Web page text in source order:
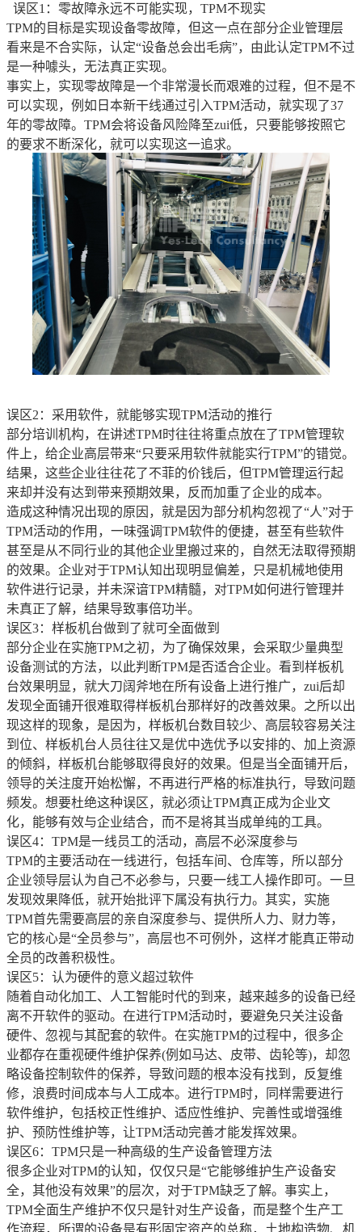
误区1：零故障永远不可能实现，TPM不现实
TPM的目标是实现设备零故障，但这一点在部分企业管理层
看来是不合实际，认定“设备总会出毛病”，由此认定TPM不过
是一种噱头，无法真正实现。
事实上，实现零故障是一个非常漫长而艰难的过程，但不是不
可以实现，例如日本新干线通过引入TPM活动，就实现了37
年的零故障。TPM会将设备风险降至zui低，只要能够按照它
的要求不断深化，就可以实现这一追求。
误区2：采用软件，就能够实现TPM活动的推行
部分培训机构，在讲述TPM时往往将重点放在了TPM管理软
件上，给企业高层带来“只要采用软件就能实行TPM”的错觉。
结果，这些企业往往花了不菲的价钱后，但TPM管理运行起
来却并没有达到带来预期效果，反而加重了企业的成本。
造成这种情况出现的原因，就是因为部分机构忽视了“人”对于
TPM活动的作用，一味强调TPM软件的便捷，甚至有些软件
甚至是从不同行业的其他企业里搬过来的，自然无法取得预期
的效果。企业对于TPM认知出现明显偏差，只是机械地使用
软件进行记录，并未深谙TPM精髓，对TPM如何进行管理并
未真正了解，结果导致事倍功半。
误区3：样板机台做到了就可全面做到
部分企业在实施TPM之初，为了确保效果，会采取少量典型
设备测试的方法，以此判断TPM是否适合企业。看到样板机
台效果明显，就大刀阔斧地在所有设备上进行推广，zui后却
发现全面铺开很难取得样板机台那样好的改善效果。之所以出
现这样的现象，是因为，样板机台数目较少、高层较容易关注
到位、样板机台人员往往又是优中选优予以安排的、加上资源
的倾斜，样板机台能够取得良好的效果。但是当全面铺开后，
领导的关注度开始松懈，不再进行严格的标准执行，导致问题
频发。想要杜绝这种误区，就必须让TPM真正成为企业文
化，能够有效与企业结合，而不是将其当成单纯的工具。
误区4：TPM是一线员工的活动，高层不必深度参与
TPM的主要活动在一线进行，包括车间、仓库等，所以部分
企业领导层认为自己不必参与，只要一线工人操作即可。一旦
发现效果降低，就开始批评下属没有执行力。其实，实施
TPM首先需要高层的亲自深度参与、提供所人力、财力等，
它的核心是“全员参与”，高层也不可例外，这样才能真正带动
全员的改善积极性。
误区5：认为硬件的意义超过软件
随着自动化加工、人工智能时代的到来，越来越多的设备已经
离不开软件的驱动。在进行TPM活动时，要避免只关注设备
硬件、忽视与其配套的软件。在实施TPM的过程中，很多企
业都存在重视硬件维护保养(例如马达、皮带、齿轮等)，却忽
略设备控制软件的保养，导致问题的根本没有找到，反复维
修，浪费时间成本与人工成本。进行TPM时，同样需要进行
软件维护，包括校正性维护、适应性维护、完善性或增强维
护、预防性维护等，让TPM活动完善才能发挥效果。
误区6：TPM只是一种高级的生产设备管理方法
很多企业对TPM的认知，仅仅只是“它能够维护生产设备安
全，其他没有效果”的层次，对于TPM缺乏了解。事实上，
TPM全面生产维护不仅只是针对生产设备，而是整个生产工
作流程，所谓的设备是有形固定资产的总称，土地构造物、机